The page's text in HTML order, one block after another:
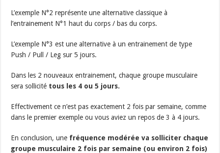
L’exemple N°2 représente une alternative classique à
l’entrainement N°1 haut du corps / bas du corps.
L’exemple N°3 est une alternative à un entrainement de type
Push / Pull / Leg sur 5 jours.
Dans les 2 nouveaux entrainement, chaque groupe musculaire
sera sollicité tous les 4 ou 5 jours.
Effectivement ce n’est pas exactement 2 fois par semaine, comme
dans le premier exemple ou vous aviez un repos de 3 à 4 jours.
En conclusion, une fréquence modérée va solliciter chaque
groupe musculaire 2 fois par semaine (ou environ 2 fois)